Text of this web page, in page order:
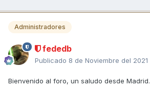
Administradores
fededb
Publicado 8 de Noviembre del 2021
Bienvenido al foro, un saludo desde Madrid.